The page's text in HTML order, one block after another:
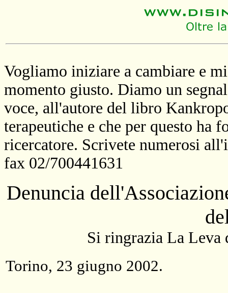
Vogliamo iniziare a cambiare e
momento giusto. Diamo un
voce, all'autore del libro
terapeutiche e che per questo ha
ricercatore. Scrivete numerosi
fax 02/700441631
Denuncia
Si ringrazia La Leva
Torino, 23 giugno 2002.